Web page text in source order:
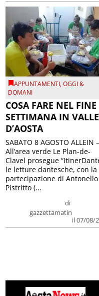
APPUNTAMENTI,OGGI &
DOMANI
COSA FARE NEL FINE
SETTIMANA IN VALLE
D’AOSTA
di
gazzettamatin
il 07/08/
SABATO 8 AGOSTO ALLEIN –
All’area verde Le Plan-de-
Clavel prosegue
le letture dantesche, con la
partecipazione di Antonello
Pistritto (...